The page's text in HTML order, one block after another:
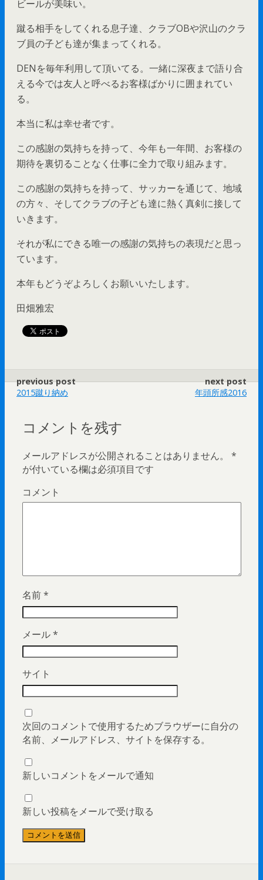
ビールが美味い。
蹴る相手をしてくれる息子達、クラブOBや沢山のクラ
ブ員の子ども達が集まってくれる。
DENを毎年利用して頂いてる。一緒に深夜まで語り合
える今では友人と呼べるお客様ばかりに囲まれてい
る。
本当に私は幸せ者です。
この感謝の気持ちを持って、今年も一年間、お客様の
期待を裏切ることなく仕事に全力で取り組みます。
この感謝の気持ちを持って、サッカーを通じて、地域
の方々、そしてクラブの子ども達に熱く真剣に接して
いきます。
それが私にできる唯一の感謝の気持ちの表現だと思っ
ています。
本年もどうぞよろしくお願いいたします。
田畑雅宏
previous post
2015蹴り納め
next post
年頭所感2016
コメントを残す
メールアドレスが公開されることはありません。
*
が付いている欄は必須項目です
コメント
名前*
メール*
サイト
次回のコメントで使用するためブラウザーに自分の
名前、メールアドレス、サイトを保存する。
新しいコメントをメールで通知
新しい投稿をメールで受け取る